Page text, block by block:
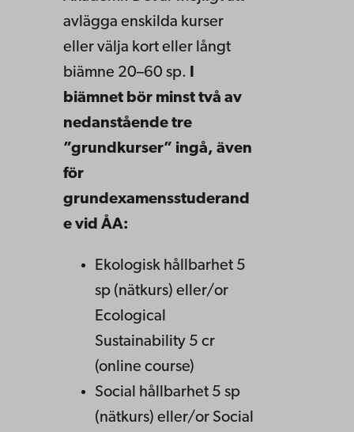
avlägga enskilda kurser
eller välja kort eller långt
biämne 20–60 sp.
biämnet bör minst två av
nedanstående tre
”grundkurser” ingå, även
för
grundexamensstuderand
e vid ÅA:
Ekologisk hållbarhet 5
sp (nätkurs) eller/or
Ecological
Sustainability 5 cr
(online course)
Social hållbarhet 5 sp
(nätkurs) eller/or Social